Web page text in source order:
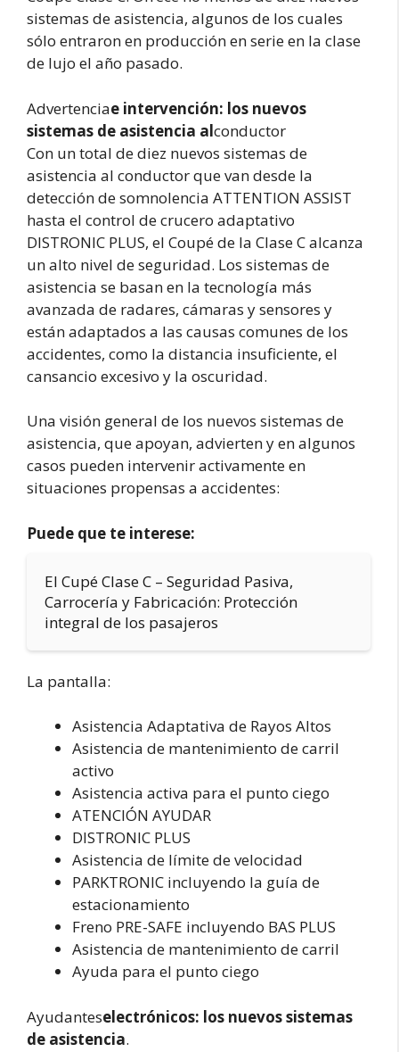
sistemas de asistencia, algunos de los cuales
sólo entraron en producción en serie en la clase
de lujo el año pasado.
Advertenciae intervención: los nuevos
sistemas de asistencia alconductor
Con un total de diez nuevos sistemas de
asistencia al conductor que van desde la
detección de somnolencia ATTENTION ASSIST
hasta el control de crucero adaptativo
DISTRONIC PLUS, el Coupé de la Clase C alcanza
un alto nivel de seguridad. Los sistemas de
asistencia se basan en la tecnología más
avanzada de radares, cámaras y sensores y
están adaptados a las causas comunes de los
accidentes, como la distancia insuficiente, el
cansancio excesivo y la oscuridad.
Una visión general de los nuevos sistemas de
asistencia, que apoyan, advierten y en algunos
casos pueden intervenir activamente en
situaciones propensas a accidentes:
Puede que te interese:
El Cupé Clase C – Seguridad Pasiva,
Carrocería y Fabricación: Protección
integral de los pasajeros
La pantalla:
Asistencia Adaptativa de Rayos Altos
Asistencia de mantenimiento de carril
activo
Asistencia activa para el punto ciego
ATENCIÓN AYUDAR
DISTRONIC PLUS
Asistencia de límite de velocidad
PARKTRONIC incluyendo la guía de
estacionamiento
Freno PRE-SAFE incluyendo BAS PLUS
Asistencia de mantenimiento de carril
Ayuda para el punto ciego
Ayudanteselectrónicos: los nuevos sistemas
de asistencia.